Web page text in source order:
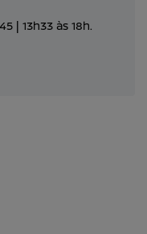
| 13h33 às 18h.